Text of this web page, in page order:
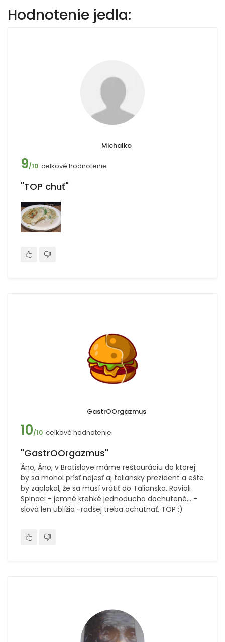
Hodnotenie jedla:
Michalko
9/10 celkové hodnotenie
"TOP chuť"
GastrOOrgazmus
10/10 celkové hodnotenie
"GastrOOrgazmus"
Áno, Áno, v Bratislave máme reštauráciu do ktorej
by sa mohol prísť najesť aj taliansky prezident a ešte
by zaplakal, že sa musí vrátiť do Talianska. Ravioli
Spinaci - jemné krehké jednoducho dochutené... -
slová len ublížia -radšej treba ochutnať. TOP :)